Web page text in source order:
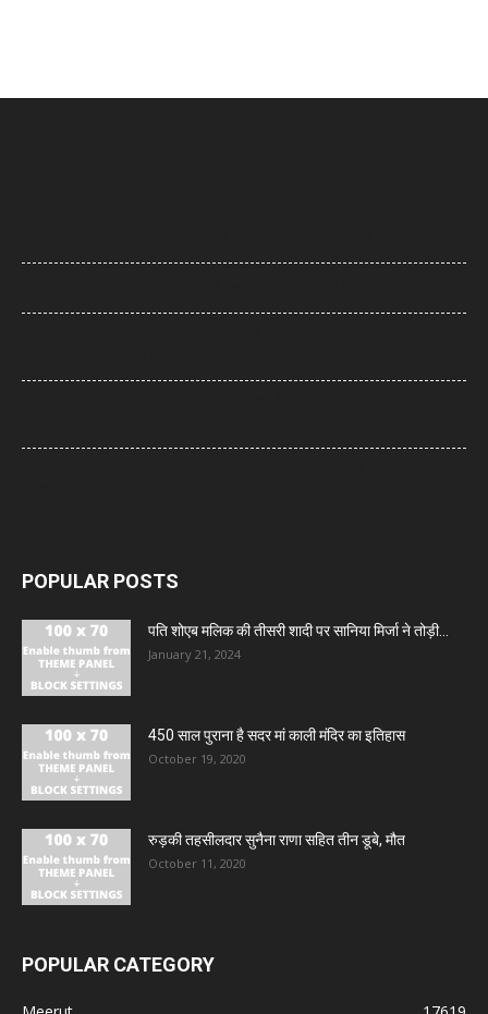
POPULAR POSTS
पति शोएब मलिक की तीसरी शादी पर सानिया मिर्जा ने तोड़ी...
January 21, 2024
450 साल पुराना है सदर मां काली मंदिर का इतिहास
October 19, 2020
रुड़की तहसीलदार सुनैना राणा सहित तीन डूबे, मौत
October 11, 2020
POPULAR CATEGORY